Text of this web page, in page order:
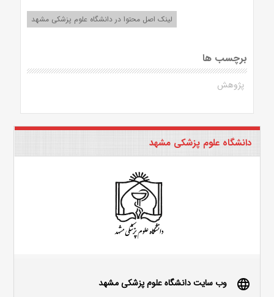
لینک اصل محتوا در دانشگاه علوم پزشکی مشهد
برچسب ها
پژوهش
دانشگاه علوم پزشکی مشهد
language وب سایت دانشگاه علوم پزشکی مشهد